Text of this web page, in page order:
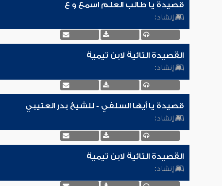
قصيدة يا طالب العلم اسمع و ع
إنشاد:
القصيدة التائية لابن تيمية
إنشاد:
قصيدة يا أيها السلفي - للشيخ بدر العتيبي
إنشاد:
القصيدة التائية لابن تيمية
إنشاد: